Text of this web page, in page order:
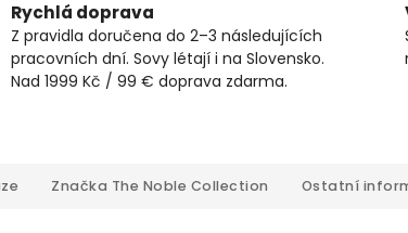
Rychlá doprava
Z pravidla doručena do 2–3 následujících
pracovních dní. Sovy létají i na Slovensko.
Nad 1999 Kč / 99 € doprava zdarma.
Značka The Noble Collection Ostatní